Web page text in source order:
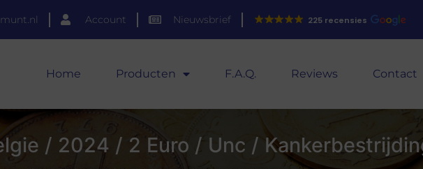
Account Nieuwsbrief 225 recensies
Home Producten F.A.Q. Reviews Contact
/ 2024 / 2 Euro / Unc /